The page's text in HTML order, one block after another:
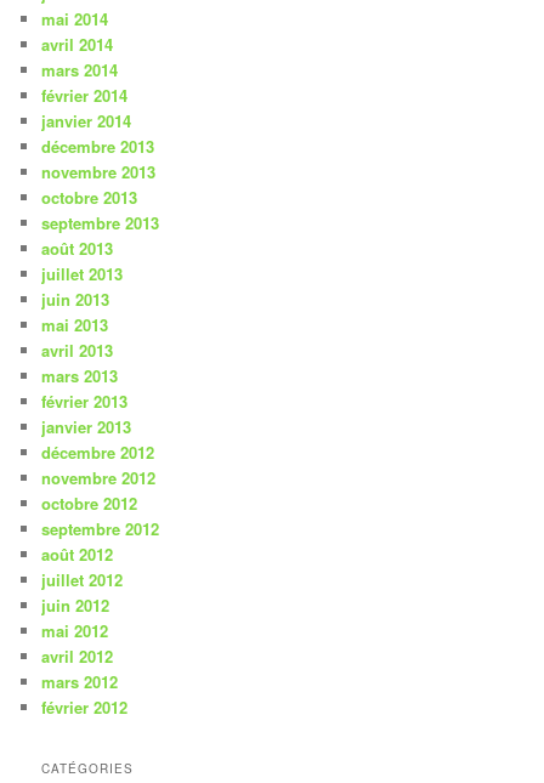
mai 2014
avril 2014
mars 2014
février 2014
janvier 2014
décembre 2013
novembre 2013
octobre 2013
septembre 2013
août 2013
juillet 2013
juin 2013
mai 2013
avril 2013
mars 2013
février 2013
janvier 2013
décembre 2012
novembre 2012
octobre 2012
septembre 2012
août 2012
juillet 2012
juin 2012
mai 2012
avril 2012
mars 2012
février 2012
CATÉGORIES